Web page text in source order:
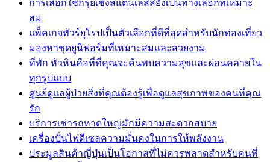
การเลือกใช้กรุยเชิงสแตนเลสสียังเป็นทางเลือกที่เหมาะ
สม
แพ็คเกจทัวร์ยุโรปเป็นตัวเลือกที่ดีที่สุดสำหรับนักท่องเที่ยว
มองหาชุดยูนิฟอร์มที่เหมาะสมและสวยงาม
ที่พัก หัวหินคือที่ที่คุณจะค้นพบความสุขและผ่อนคลายใน
ทุกรูปแบบ
ศูนย์ดูแลผู้ป่วยสิ่งที่คุณต้องรู้เพื่อดูแลสุขภาพของคนที่คุณ
รัก
บริการเช่ารถหาดใหญ่มักมีความสะดวกสบาย
เครื่องปั่นไฟดีเซลความมั่นคงในการให้พลังงาน
ประมูลสินค้าญี่ปุ่นเป็นโอกาสที่ไม่ควรพลาดสำหรับคนที่